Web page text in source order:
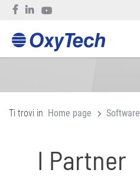
Ti trovi in Home page Software
I Partner